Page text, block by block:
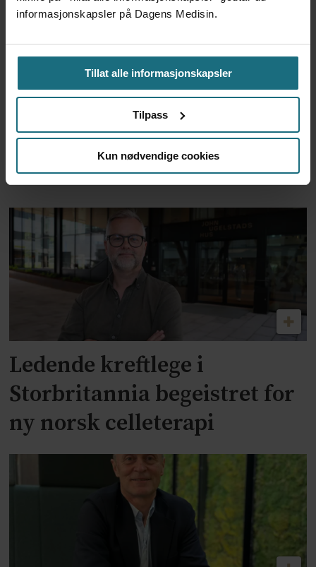
informasjonskapsler på Dagens Medisin.
Tillat alle informasjonskapsler
Tilpass
Kun nødvendige cookies
Tusenvis har dødd av varme i
Europa – MDG etterlyser
norsk dødsstatistikk
Ledende kreftlege i
Storbritannia begeistret for
ny norsk celleterapi